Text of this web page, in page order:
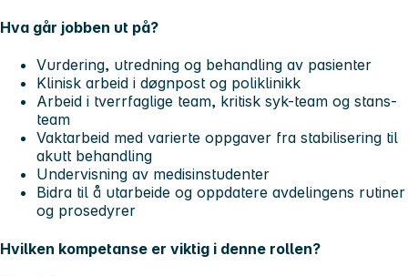
Hva går jobben ut på?
Vurdering, utredning og behandling av pasienter
Klinisk arbeid i døgnpost og poliklinikk
Arbeid i tverrfaglige team, kritisk syk-team og stans-
team
Vaktarbeid med varierte oppgaver fra stabilisering til
akutt behandling
Undervisning av medisinstudenter
Bidra til å utarbeide og oppdatere avdelingens rutiner
og prosedyrer
Hvilken kompetanse er viktig i denne rollen?